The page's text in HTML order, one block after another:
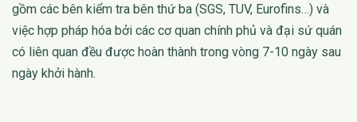
gồm các bên kiểm tra bên thứ ba (SGS, TUV, Eurofins…) và
việc hợp pháp hóa bởi các cơ quan chính phủ và đại sứ quán
có liên quan đều được hoàn thành trong vòng 7-10 ngày sau
ngày khởi hành.